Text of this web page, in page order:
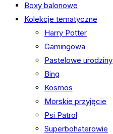
Boxy balonowe
Kolekcje tematyczne
Harry Potter
Gamingowa
Pastelowe urodziny
Bing
Kosmos
Morskie przyjęcie
Psi Patrol
Superbohaterowie